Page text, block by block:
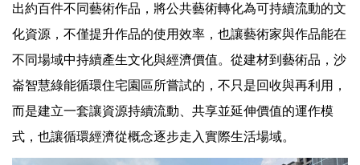
出約百件不同藝術作品，將公共藝術轉化為可持續流動的文
化資源，不僅提升作品的使用效率，也讓藝術家與作品能在
不同場域中持續產生文化與經濟價值。從建材到藝術品，沙
崙智慧綠能循環住宅園區所嘗試的，不只是回收與再利用，
而是建立一套讓資源持續流動、共享並延伸價值的運作模
式，也讓循環經濟從概念逐步走入實際生活場域。